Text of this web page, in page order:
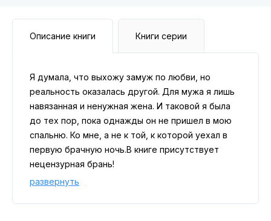
Описание книги Книги серии
Я думала, что выхожу замуж по любви, но
реальность оказалась другой. Для мужа я лишь
навязанная и ненужная жена. И таковой я была
до тех пор, пока однажды он не пришел в мою
спальню. Ко мне, а не к той, к которой уехал в
первую брачную ночь.В книге присутствует
нецензурная брань!
развернуть